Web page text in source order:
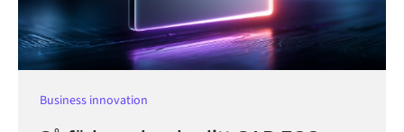
Business innovation